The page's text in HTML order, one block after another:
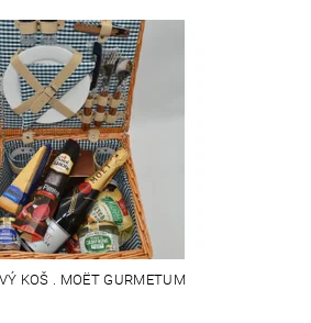
KOŠ . MOËT GURMETUM